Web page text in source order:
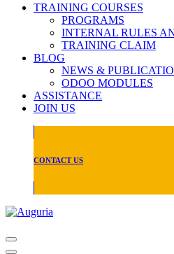
TRAINING COURSES
PROGRAMS
INTERNAL RULES
TRAINING CLAIM
BLOG
NEWS &
ODOO MODULES
ASSISTANCE
JOIN US
CONTACT US